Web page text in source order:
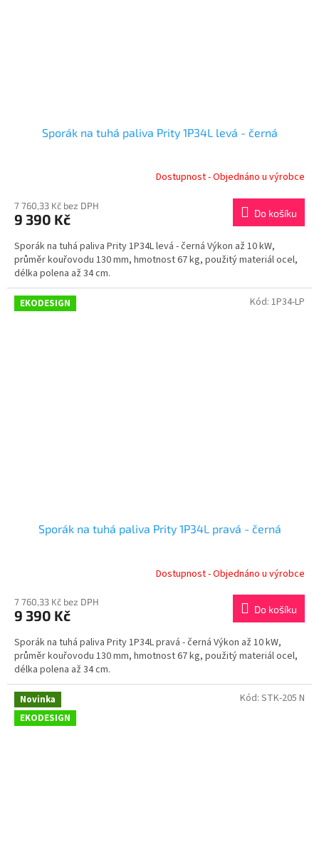
Sporák na tuhá paliva Prity 1P34L levá - černá
Dostupnost - Objednáno u výrobce
7 760,33 Kč bez DPH
9 390 Kč Do košíku
Sporák na tuhá paliva Prity 1P34L levá - černá Výkon až 10 kW,
průměr kouřovodu 130 mm, hmotnost 67 kg, použitý materiál ocel,
délka polena až 34 cm.
EKODESIGN
Sporák na tuhá paliva Prity 1P34L pravá - černá
Dostupnost - Objednáno u výrobce
7 760,33 Kč bez DPH
9 390 Kč Do košíku
Sporák na tuhá paliva Prity 1P34L pravá - černá Výkon až 10 kW,
průměr kouřovodu 130 mm, hmotnost 67 kg, použitý materiál ocel,
délka polena až 34 cm.
Kód: 1P34-LP
Novinka
EKODESIGN
Kód: STK-205 N